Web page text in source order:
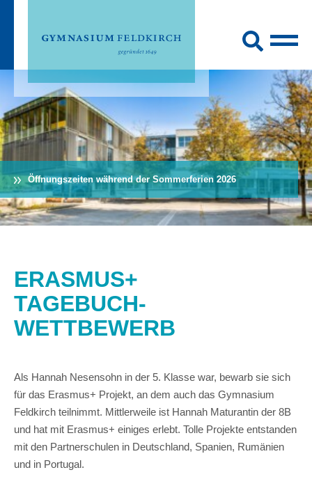
Öffnungszeiten während der Sommerferien 2026
ERASMUS+
TAGEBUCH-
WETTBEWERB
Als Hannah Nesensohn in der 5. Klasse war, bewarb sie sich
für das Erasmus+ Projekt, an dem auch das Gymnasium
Feldkirch teilnimmt. Mittlerweile ist Hannah Maturantin der 8B
und hat mit Erasmus+ einiges erlebt. Tolle Projekte entstanden
mit den Partnerschulen in Deutschland, Spanien, Rumänien
und in Portugal.